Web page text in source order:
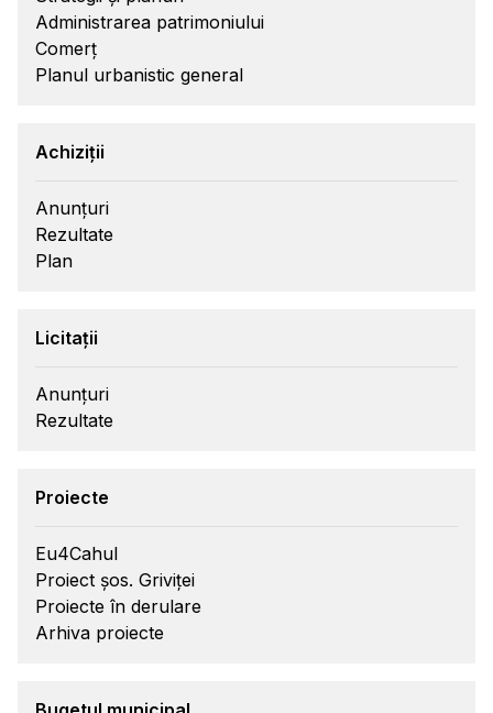
Administrarea patrimoniului
Comerț
Planul urbanistic general
Achiziții
Anunțuri
Rezultate
Plan
Licitații
Anunțuri
Rezultate
Proiecte
Eu4Cahul
Proiect șos. Griviței
Proiecte în derulare
Arhiva proiecte